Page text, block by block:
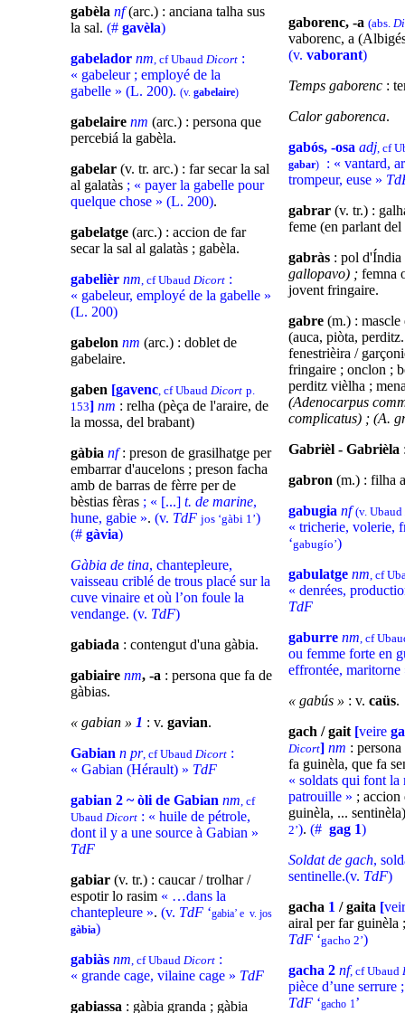
gabèla nf(arc.) : anciana talha sus
la sal. (# gavèla)
gabelador nm, cf Ubaud Dicort :
« gabeleur ; employé de la
gabelle » (L. 200). (v. gabelaire)
gabelaire nm (arc.) : persona que
percebiá la gabèla.
gabelar (v. tr. arc.) : far secar la sal
al galatàs ; « payer la gabelle pour
quelque chose » (L. 200).
gabelatge (arc.) : accion de far
secar la sal al galatàs ; gabèla.
gabelièr nm, cf Ubaud Dicort :
« gabeleur, employé de la gabelle »
(L. 200)
gabelon nm (arc.) : doblet de
gabelaire.
gaben [gavenc, cf Ubaud Dicort p.
153] nm : relha (pèça de l'araire, de
la mossa, del brabant)
gàbia nf: preson de grasilhatge per
embarrar d'aucelons ; preson facha
amb de barras de fèrre per de
bèstias fèras ; « [...] t. de marine,
hune, gabie ». (v. TdF jos ‘gàbi 1’)
(# gàvia)
Gàbia de tina, chantepleure,
vaisseau criblé de trous placé sur la
cuve vinaire et où l’on foule la
vendange. (v. TdF)
gabiada : contengut d'una gàbia.
gabiaire nm, -a : persona que fa de
gàbias.
« gabian » 1 : v. gavian.
Gabian n pr, cf Ubaud Dicort :
« Gabian (Hérault) » TdF
gabian 2 ~ òli de Gabian nm, cf
Ubaud Dicort : « huile de pétrole,
dont il y a une source à Gabian »
TdF
gabiar (v. tr.) : caucar / trolhar /
espotir lo rasim « …dans la
chantepleure ». (v. TdF ‘gabia’ e v. jos
gàbia)
gabiàs nm, cf Ubaud Dicort :
« grande cage, vilaine cage » TdF
gabiassa : gàbia granda ; gàbia
gaborenc, -a (abs.
vaborenc, a
(v. vaborant)
Temps gaborenc :
Calor gaborenca.
gabós, -osa adj, cf
gabar)
: « vantard,
trompeur, euse »
gabrar (v. tr.) :
feme (en parlant del
gabràs : pol d'Índia
gallopavo) ; femna
jovent fringaire.
gabre (m.) : mascle
(auca, piòta,
fenestrièira /
fringaire ; onclon ;
perditz vièlha ;
(Adenocarpus
complicatus) ; (A.
Gabrièl - Gabrièla
gabron (m.) : filha
gabugia nf (v. Ubaud
« tricherie, volerie,
‘gabugío’)
gabulatge nm, cf
« denrées,
TdF
gaburre nm, cf
ou femme forte en
effrontée,
« gabús » : v. caüs.
gach / gait [veire
Dicort] nm :
fa guinèla, que fa
« soldats qui font la
patrouille » ; accion
guinèla, ... sentinèla)
2’). (# gag 1)
Soldat de gach,
sentinelle.(v. TdF)
gacha 1 / gaita [
airal per far guinèla
TdF ‘gacho 2’)
gacha 2 nf, cf Ubaud
pièce d’une serrure
TdF ‘gacho 1’